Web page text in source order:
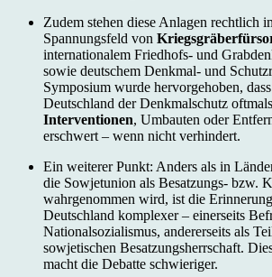
Zudem stehen diese Anlagen rechtlich
Spannungsfeld von
internationalem Friedhofs- und
sowie deutschem Denkmal- und
Symposium wurde hervorgehoben,
Deutschland der Denkmalschutz oftmals
Interventionen, Umbauten oder
erschwert – wenn nicht verhindert.
Ein weiterer Punkt: Anders als in
die Sowjetunion als Besatzungs- bzw.
wahrgenommen wird, ist die
Deutschland komplexer – einerseits
Nationalsozialismus, andererseits als
sowjetischen Besatzungsherrschaft.
macht die Debatte schwieriger.